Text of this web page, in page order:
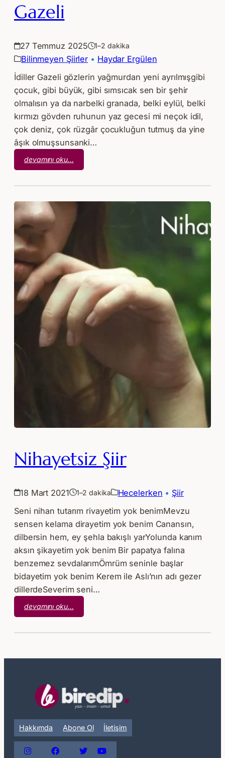
Gazeli
27 Temmuz 2025 1–2 dakika
Bilinmeyen Şiirler • Haydar Ergülen
İdiller Gazeli gözlerin yağmurdan yeni ayrılmışgibi
çocuk, gibi büyük, gibi sımsıcak sen bir şehir
olmalısın ya da narbelki granada, belki eylül, belki
kırmızı gövden ruhunun yaz gecesi mi neçok idil,
çok deniz, çok rüzgâr çocukluğun tutmuş da yine
âşık olmuşsunsanki…
devamını oku…
Haydar
İdiller
Nihayetsiz Şiir
18 Mart 2021 1–2 dakika Hecelerken • Şiir
Seni nihan tutarım rivayetim yok benimMevzu
sensen kelama dirayetim yok benim Canansın,
dilbersin hem, ey şehla bakışlı yarYolunda kanım
aksın şikayetim yok benim Bir papatya falına
benzemez sevdalarımÖmrüm seninle başlar
bidayetim yok benim Kerem ile Aslı’nın adı gezer
dillerdeSeverim seni…
devamını oku…
Nihayetsiz
Hakkımda Abone Ol İletişim